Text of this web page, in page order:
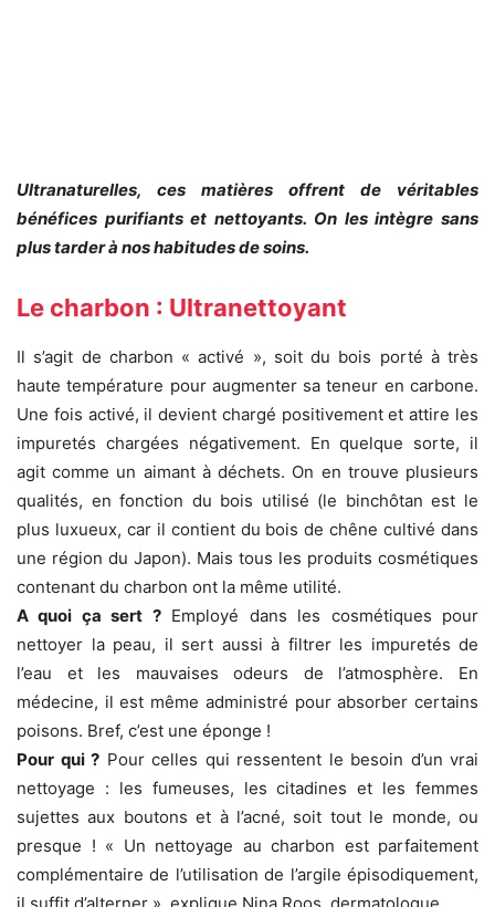
Ultranaturelles, ces matières offrent de véritables
bénéfices purifiants et nettoyants. On les intègre sans
plus tarder à nos habitudes de soins.
Le charbon : Ultranettoyant
Il s’agit de charbon « activé », soit du bois porté à très
haute température pour augmenter sa teneur en carbone.
Une fois activé, il devient chargé positivement et attire les
impuretés chargées négativement. En quelque sorte, il
agit comme un aimant à déchets. On en trouve plusieurs
qualités, en fonction du bois utilisé (le binchôtan est le
plus luxueux, car il contient du bois de chêne cultivé dans
une région du Japon). Mais tous les produits cosmétiques
contenant du charbon ont la même utilité.
A quoi ça sert ?Employé dans les cosmétiques pour
nettoyer la peau, il sert aussi à filtrer les impuretés de
l’eau et les mauvaises odeurs de l’atmosphère. En
médecine, il est même administré pour absorber certains
poisons. Bref, c’est une éponge !
Pour qui ? Pour celles qui ressentent le besoin d’un vrai
nettoyage : les fumeuses, les citadines et les femmes
sujettes aux boutons et à l’acné, soit tout le monde, ou
presque ! « Un nettoyage au charbon est parfaitement
complémentaire de l’utilisation de l’argile épisodiquement,